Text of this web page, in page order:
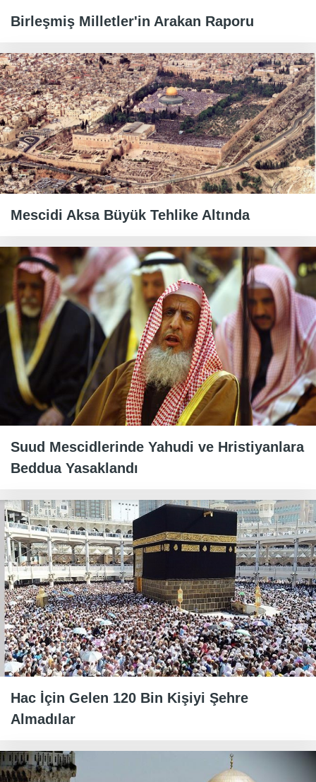
Birleşmiş Milletler'in Arakan Raporu
Mescidi Aksa Büyük Tehlike Altında
Suud Mescidlerinde Yahudi ve Hristiyanlara
Beddua Yasaklandı
Hac İçin Gelen 120 Bin Kişiyi Şehre
Almadılar